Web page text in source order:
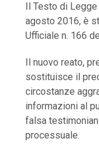
Il Testo di
agosto 2016, è
Ufficiale n. 166
Il nuovo reato,
sostituisce il
circostanze
informazioni al
falsa
processuale.